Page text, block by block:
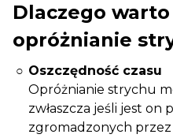
Dlaczego
opróżnianie
Oszczędność czasu
Opróżnianie strychu
zwłaszcza jeśli jest on
zgromadzonych przez